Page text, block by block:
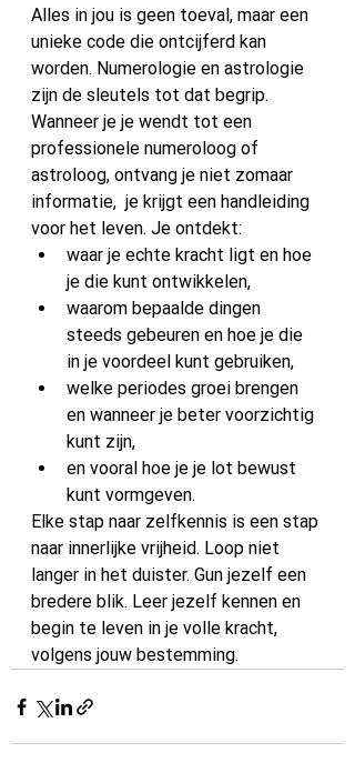
Alles in jou is geen toeval, maar een
unieke code die ontcijferd kan
worden. Numerologie en astrologie
zijn de sleutels tot dat begrip.
Wanneer je je wendt tot een
professionele numeroloog of
astroloog, ontvang je niet zomaar
informatie,  je krijgt een handleiding
voor het leven. Je ontdekt:
waar je echte kracht ligt en hoe
je die kunt ontwikkelen,
waarom bepaalde dingen
steeds gebeuren en hoe je die
in je voordeel kunt gebruiken,
welke periodes groei brengen
en wanneer je beter voorzichtig
kunt zijn,
en vooral hoe je je lot bewust
kunt vormgeven.
Elke stap naar zelfkennis is een stap
naar innerlijke vrijheid. Loop niet
langer in het duister. Gun jezelf een
bredere blik. Leer jezelf kennen en
begin te leven in je volle kracht,
volgens jouw bestemming.